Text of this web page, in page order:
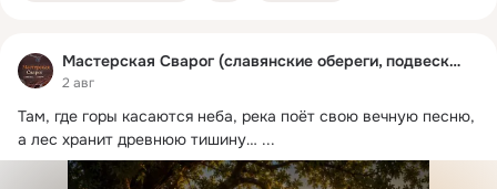
Мастерская Сварог (славянские обереги, подвески)
2 авг
Там, где горы касаются неба, река поёт свою вечную песню,
а лес хранит древнюю тишину… ...